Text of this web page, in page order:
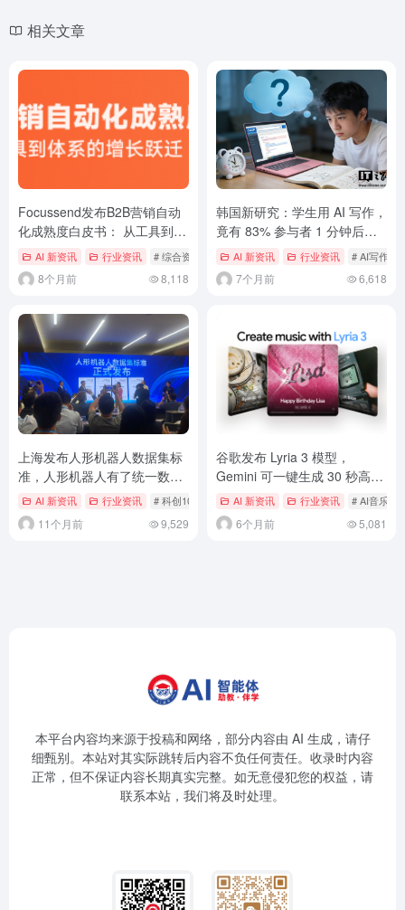
相关文章
Focussend发布B2B营销自动
化成熟度白皮书： 从工具到体
系的增长跃迁
AI 新资讯 行业资讯 # 综合资讯
8个月前 8,118
韩国新研究：学生用 AI 写作，
竟有 83% 参与者 1 分钟后忘
记自己写的内容
AI 新资讯 行业资讯 # AI写作
7个月前 6,618
上海发布人形机器人数据集标
准，人形机器人有了统一数据
语言AI 新资讯 行业资讯 # 科创101
11个月前 9,529
谷歌发布 Lyria 3 模型，
Gemini 可一键生成 30 秒高保
真 AI 音乐
AI 新资讯 行业资讯 # AI音乐
6个月前 5,081
本平台内容均来源于投稿和网络，部分内容由 AI 生成，请仔
细甄别。本站对其实际跳转后内容不负任何责任。收录时内容
正常，但不保证内容长期真实完整。如无意侵犯您的权益，请
联系本站，我们将及时处理。